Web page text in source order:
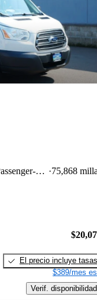
150 XL Medium Roof RWD with Sliding Passenger-Side Door 75,868
El precio incluye tasas
$389/mes
Verif. disponibilidad